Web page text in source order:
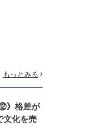
もっとみる
⑫》格差が
文化を売